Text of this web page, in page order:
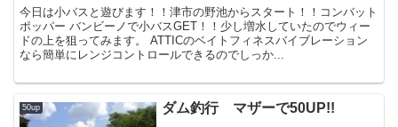
今日は小バスと遊びます！！津市の野池からスタート！！コンバット
ポッパー バンビーノで小バスGET！！少し増水していたのでウィー
ドの上を狙ってみます。 ATTICのベイトフィネスバイブレーション
なら簡単にレンジコントロールできるのでしっか...
50up ダム釣行 マザーで50UP!!